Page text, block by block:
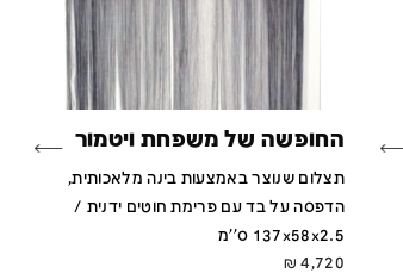
החופשה של משפחת ויטמור
תצלום שנוצר באמצעות בינה מלאכותית,
הדפסה על בד עם פרימת חוטים ידנית /
137x58x2.5 ס''מ
4,720
₪